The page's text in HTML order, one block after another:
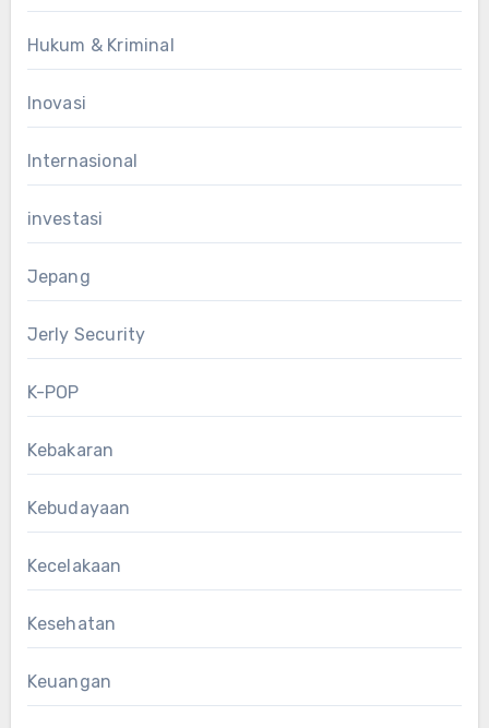
Hukum & Kriminal
Inovasi
Internasional
investasi
Jepang
Jerly Security
K-POP
Kebakaran
Kebudayaan
Kecelakaan
Kesehatan
Keuangan